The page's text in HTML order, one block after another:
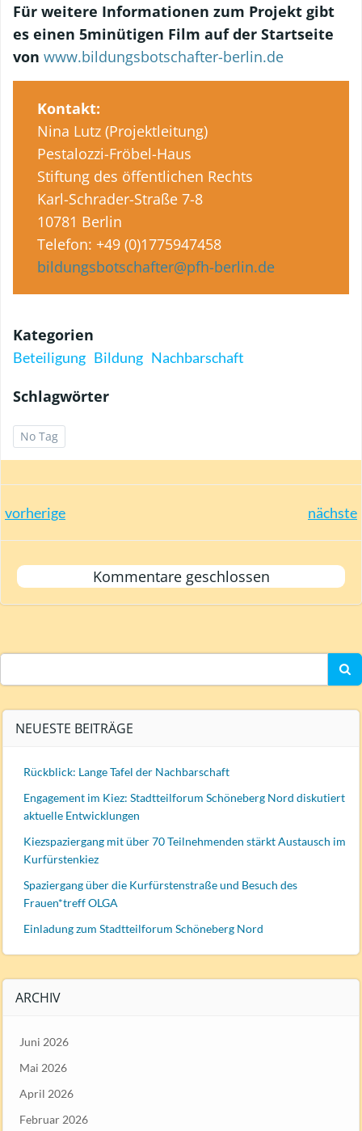
Für weitere Informationen zum Projekt gibt
es einen 5minütigen Film auf der Startseite
von www.bildungsbotschafter-berlin.de
Kontakt:
Nina Lutz (Projektleitung)
Pestalozzi-Fröbel-Haus
Stiftung des öffentlichen Rechts
Karl-Schrader-Straße 7-8
10781 Berlin
Telefon: +49 (0)1775947458
bildungsbotschafter@pfh-berlin.de
Kategorien
Beteiligung Bildung Nachbarschaft
Schlagwörter
No Tag
Post
navigation
vorherige
navigation
nächste
Kommentare geschlossen
for:
NEUESTE BEITRÄGE
Rückblick: Lange Tafel der Nachbarschaft
Engagement im Kiez: Stadtteilforum Schöneberg Nord diskutiert
aktuelle Entwicklungen
Kiezspaziergang mit über 70 Teilnehmenden stärkt Austausch im
Kurfürstenkiez
Spaziergang über die Kurfürstenstraße und Besuch des
Frauen*treff OLGA
Einladung zum Stadtteilforum Schöneberg Nord
ARCHIV
Juni 2026
Mai 2026
April 2026
Februar 2026